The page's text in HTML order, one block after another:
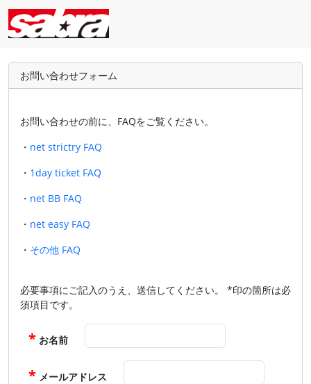
お問い合わせフォーム
お問い合わせの前に、FAQをご覧ください。
・ net strictry FAQ
・ 1day ticket FAQ
・ net BB FAQ
・ net easy FAQ
・ その他 FAQ
必要事項にご記入のうえ、送信してください。 *印の箇所は必
須項目です。
お名前
メールアドレス